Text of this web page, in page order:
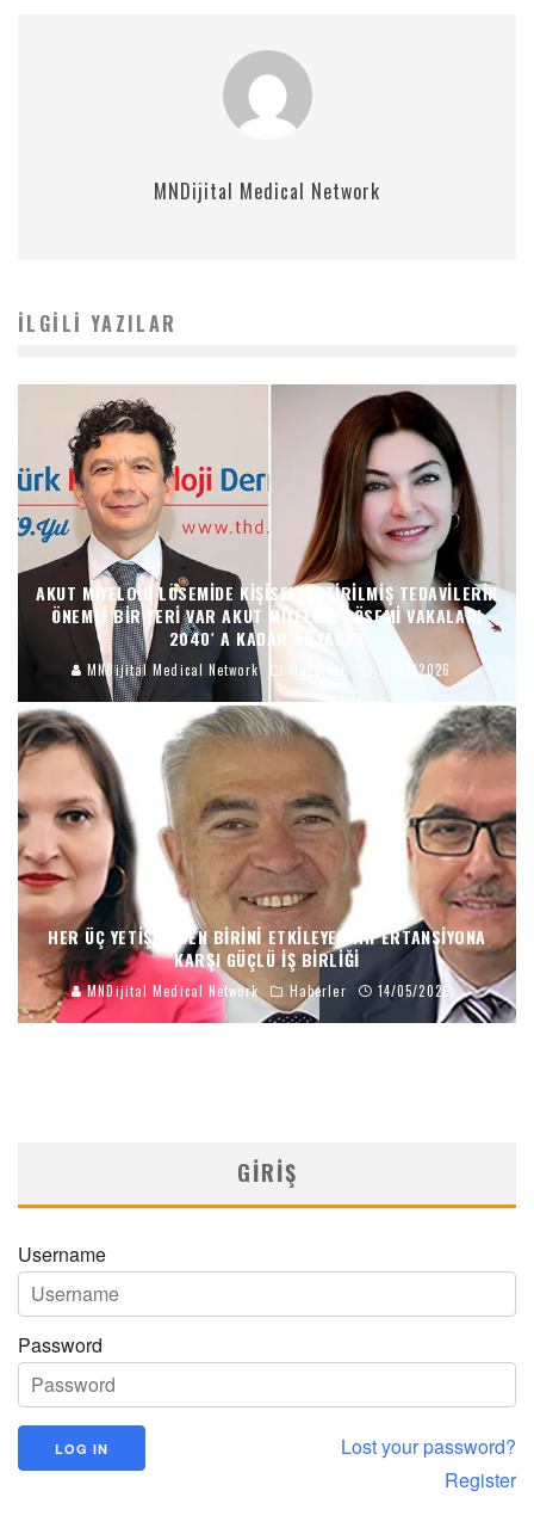
MNDijital Medical Network
İLGILI YAZILAR
AKUT MIYELOID LÖSEMIDE KIŞISELLEŞTIRILMIŞ TEDAVILERIN
ÖNEMLI BIR YERI VAR AKUT MIYELOID LÖSEMI VAKALARI
2040′ A KADAR ARTACAK
MNDijital Medical Network Haberler 14/05/2026
HER ÜÇ YETIŞKINDEN BIRINI ETKILEYEN HIPERTANSIYONA
KARŞI GÜÇLÜ İŞ BIRLIĞI
MNDijital Medical Network Haberler 14/05/2026
GIRIŞ
Username
Password
Lost your password?
Register